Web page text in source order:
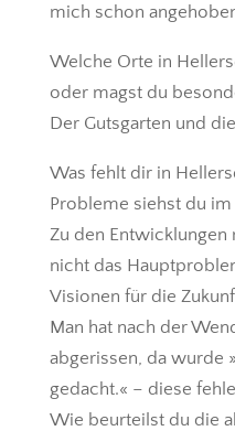
mich schon
Welche Orte in
oder magst du
Der Gutsgarten und
Was fehlt dir in
Probleme siehst du im
Zu den Entwicklungen
nicht das
Visionen für die
Man hat nach der
abgerissen, da wurde
gedacht.« – diese
Wie beurteilst du die